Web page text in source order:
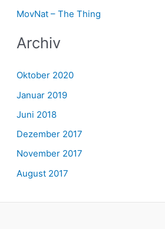
MovNat – The Thing
Archiv
Oktober 2020
Januar 2019
Juni 2018
Dezember 2017
November 2017
August 2017